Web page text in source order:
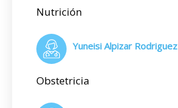
Nutrición
Yuneisi Alpizar Rodriguez
Obstetricia